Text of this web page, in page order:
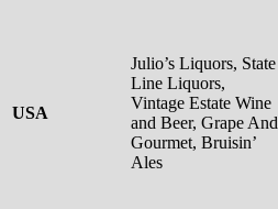
USA
Julio’s Liquors, State
Line Liquors,
Vintage Estate Wine
and Beer, Grape And
Gourmet, Bruisin’
Ales